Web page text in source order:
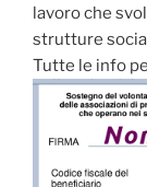
lavoro che
strutture
Tutte le info